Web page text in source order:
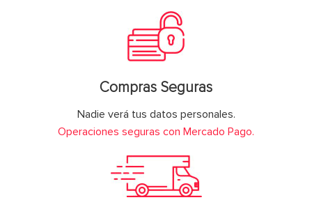
Compras Seguras
Nadie verá tus datos personales.
Operaciones seguras con Mercado Pago.